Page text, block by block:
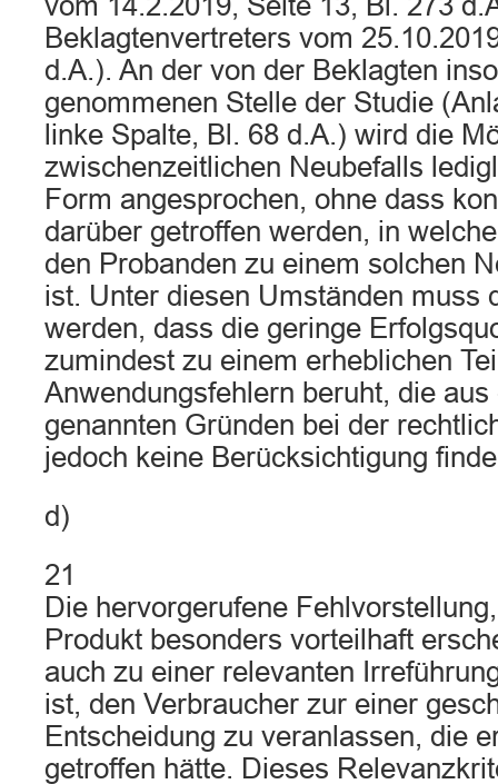
Beklagtenvertreters vom
d.A.). An der von der Beklagten
genommenen Stelle der Studie
linke Spalte, Bl. 68 d.A.) wird die
zwischenzeitlichen Neubefalls
Form angesprochen, ohne dass
darüber getroffen werden, in
den Probanden zu einem solchen
ist. Unter diesen Umständen muss
werden, dass die geringe
zumindest zu einem erheblichen
Anwendungsfehlern beruht, die
genannten Gründen bei der
jedoch keine Berücksichtigung
d)
21
Die hervorgerufene
Produkt besonders vorteilhaft
auch zu einer relevanten
ist, den Verbraucher zur einer
Entscheidung zu veranlassen, die
getroffen hätte. Dieses